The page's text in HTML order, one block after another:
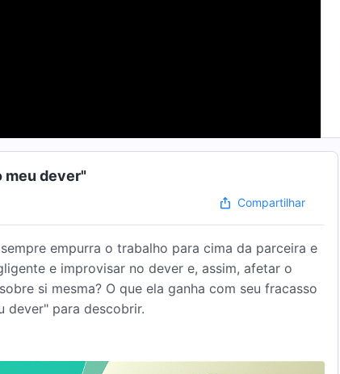
meu dever"
Compartilhar
empurra o trabalho para cima da parceira e
e improvisar no dever e, assim, afetar o
si mesma? O que ela ganha com seu fracasso
dever" para descobrir.